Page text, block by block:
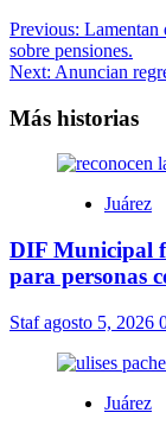
Navegación
de
Previous: Lamentan
sobre pensiones.
Next: Anuncian
Más historias
Juárez
DIF Municipal
para personas
Stafagosto 5, 2026
Juárez